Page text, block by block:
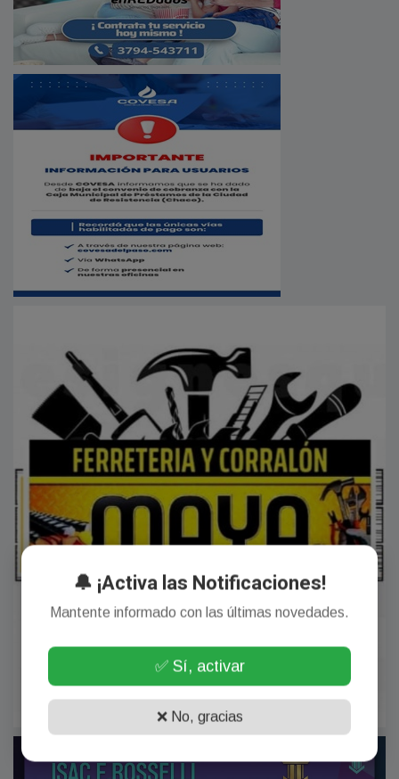
🔔 ¡Activa las Notificaciones!
Mantente informado con las últimas novedades.
✅ Sí, activar
❌ No, gracias